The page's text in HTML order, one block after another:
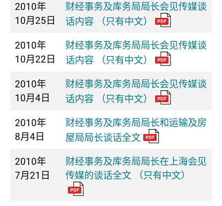
2010年
10月25日
财经事务及库务局局长会见传媒谈
话内容 （只有中文）
2010年
10月22日
财经事务及库务局局长会见传媒谈
话内容 （只有中文）
2010年
10月4日
财经事务及库务局局长会见传媒谈
话内容 （只有中文）
2010年
8月4日
财经事务及库务局局长和运输及房
屋局局长谈话全文
2010年
7月21日
财经事务及库务局局长在上海会见
传媒的谈话全文 （只有中文）